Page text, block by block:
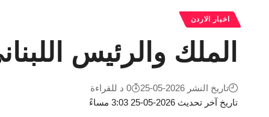
اخبار الاردن
الملك والرئيس
تاريخ آخر تحديث 2026-05-25 3:03 مساءً
تاريخ النشر 2026-05-25 0 د للقراءة